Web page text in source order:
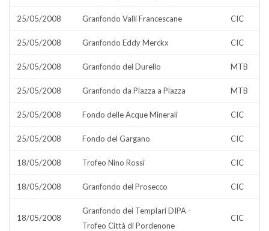
25/05/2008 Granfondo Valli Francescane CIC
25/05/2008 Granfondo Eddy Merckx CIC
25/05/2008 Granfondo del Durello MTB
25/05/2008 Granfondo da Piazza a Piazza MTB
25/05/2008 Fondo delle Acque Minerali CIC
25/05/2008 Fondo del Gargano CIC
18/05/2008 Trofeo Nino Rossi CIC
18/05/2008 Granfondo del Prosecco CIC
18/05/2008
Granfondo dei Templari DIPA -
Trofeo Città di Pordenone
CIC